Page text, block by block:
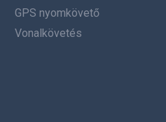
GPS nyomkövető
Vonalkövetés